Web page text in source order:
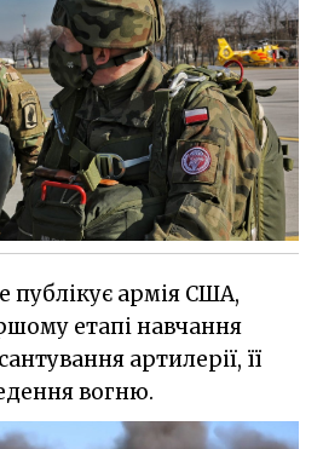
публікує армія США,
етапі навчання
артилерії, її
вогню.